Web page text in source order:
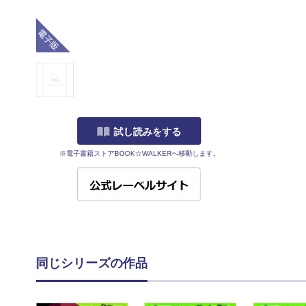
試し読みをする
※電子書籍ストアBOOK☆WALKERへ移動します。
同じシリーズの作品